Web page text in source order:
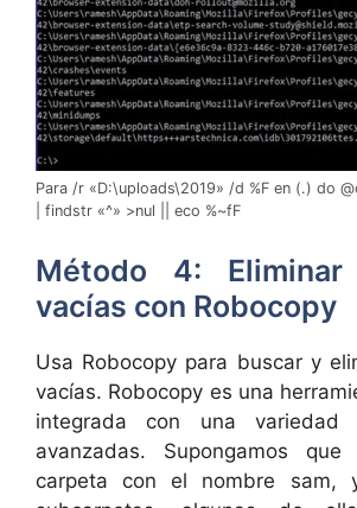
Para /r «D:\uploads\2019» /d %F en (.) do
| findstr «^» >nul || eco %~fF
Método 4: Eliminar
vacías con Robocopy
Usa Robocopy para buscar y
vacías. Robocopy es una
integrada con una variedad
avanzadas. Supongamos
carpeta con el nombre sam,